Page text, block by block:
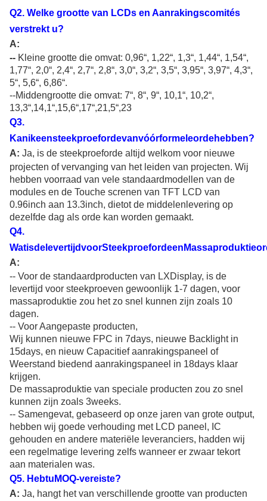
Q2. Welke grootte van LCDs en Aanrakingscomités
verstrekt u?
A:
-- Kleine grootte die omvat: 0,96“, 1,22“, 1,3“, 1,44“, 1,54“,
1,77“, 2,0“, 2,4“, 2,7“, 2,8“, 3,0“, 3,2“, 3,5“, 3,95“, 3,97“, 4,3“,
5“, 5,6“, 6,86“.
--Middengrootte die omvat: 7“, 8“, 9“, 10,1“, 10,2“,
13,3“,14,1“,15,6“,17“,21,5“,23
Q3.
Kanikeensteekproefordevanvóórformeleordehebben?
A: Ja, is de steekproeforde altijd welkom voor nieuwe
projecten of vervanging van het leiden van projecten. Wij
hebben voorraad van vele standaardmodellen van de
modules en de Touche screnen van TFT LCD van
0.96inch aan 13.3inch, dietot de middelenlevering op
dezelfde dag als orde kan worden gemaakt.
Q4.
A:
-- Voor de standaardproducten van LXDisplay, is de
levertijd voor steekproeven gewoonlijk 1-7 dagen, voor
massaproduktie zou het zo snel kunnen zijn zoals 10
dagen.
-- Voor Aangepaste producten,
Wij kunnen nieuwe FPC in 7days, nieuwe Backlight in
15days, en nieuw Capacitief aanrakingspaneel of
Weerstand biedend aanrakingspaneel in 18days klaar
krijgen.
De massaproduktie van speciale producten zou zo snel
kunnen zijn zoals 3weeks.
-- Samengevat, gebaseerd op onze jaren van grote output,
hebben wij goede verhouding met LCD paneel, IC
gehouden en andere materiële leveranciers, hadden wij
een regelmatige levering zelfs wanneer er zwaar tekort
aan materialen was.
Q5. HebtuMOQ-vereiste?
A: Ja, hangt het van verschillende grootte van producten